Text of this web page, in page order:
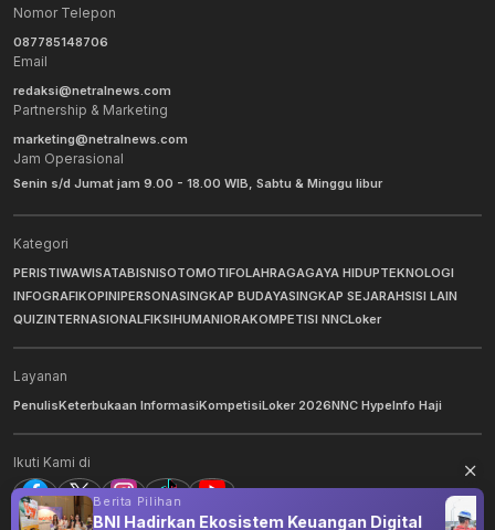
Nomor Telepon
087785148706
Email
redaksi@netralnews.com
Partnership & Marketing
marketing@netralnews.com
Jam Operasional
Senin s/d Jumat jam 9.00 - 18.00 WIB, Sabtu & Minggu libur
Kategori
PERISTIWAWISATABISNISOTOMOTIFOLAHRAGAGAYA HIDUPTEKNOLOGI
INFOGRAFIKOPINIPERSONASINGKAP BUDAYASINGKAP SEJARAHSISI LAIN
QUIZINTERNASIONALFIKSIHUMANIORAKOMPETISI NNCLoker
Layanan
PenulisKeterbukaan InformasiKompetisiLoker 2026NNC HypeInfo Haji
Ikuti Kami di
Berita Pilihan
BNI Hadirkan Ekosistem Keuangan Digital